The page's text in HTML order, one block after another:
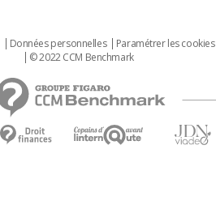
Données personnelles Paramétrer les cookies
© 2022 CCM Benchmark